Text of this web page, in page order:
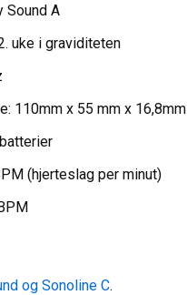
Sound A
uke i graviditeten
110mm x 55 mm x 16,8mm
(hjerteslag per minut)
og Sonoline C.